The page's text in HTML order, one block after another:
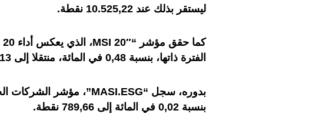
ليستقر بذلك عند 10.525,22 نقطة.
الفترة ذاتها، بنسبة 0,48 في المائة، منتقلا إلى 848,13 نقطة.
بنسبة 0,02 في المائة إلى 789,66 نقطة.